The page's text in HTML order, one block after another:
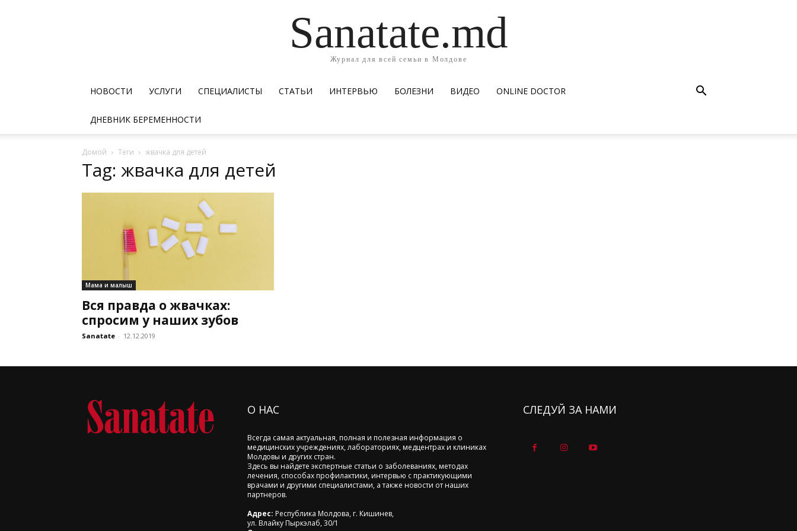
Sanatate.md
Журнал для всей семьи в Молдове
НОВОСТИ УСЛУГИ СПЕЦИАЛИСТЫ СТАТЬИ ИНТЕРВЬЮ БОЛЕЗНИ ВИДЕО ОNLINE DOCTOR
ДНЕВНИК БЕРЕМЕННОСТИ
Домой Теги жвачка для детей
Tag: жвачка для детей
Мама и малыш
Вся правда о жвачках:
спросим у наших зубов
Sanatate - 12.12.2019
О НАС
Всегда самая актуальная, полная и полезная информация о
медицинских учреждениях, лабораториях, медцентрах и клиниках
Молдовы и других стран.
Здесь вы найдете экспертные статьи о заболеваниях, методах
лечения, способах профилактики, интервью с практикующими
врачами и другими специалистами, а также новости от наших
партнеров.
Адрес: Республика Молдова, г. Кишинев,
ул. Влайку Пыркэлаб, 30/1
СЛЕДУЙ ЗА НАМИ